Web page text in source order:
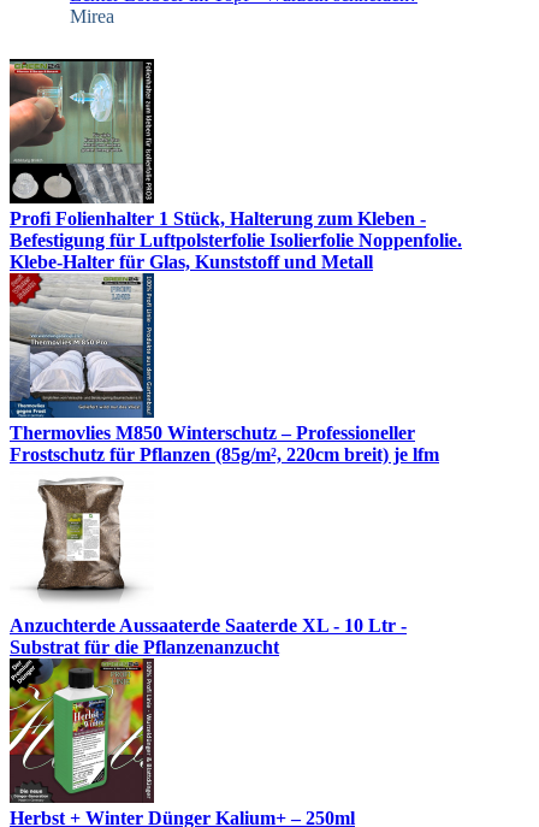
Mirea
Profi Folienhalter 1 Stück, Halterung zum Kleben -
Befestigung für Luftpolsterfolie Isolierfolie Noppenfolie.
Klebe-Halter für Glas, Kunststoff und Metall
Thermovlies M850 Winterschutz – Professioneller
Frostschutz für Pflanzen (85g/m², 220cm breit) je lfm
Anzuchterde Aussaaterde Saaterde XL - 10 Ltr -
Substrat für die Pflanzenanzucht
Herbst + Winter Dünger Kalium+ – 250ml